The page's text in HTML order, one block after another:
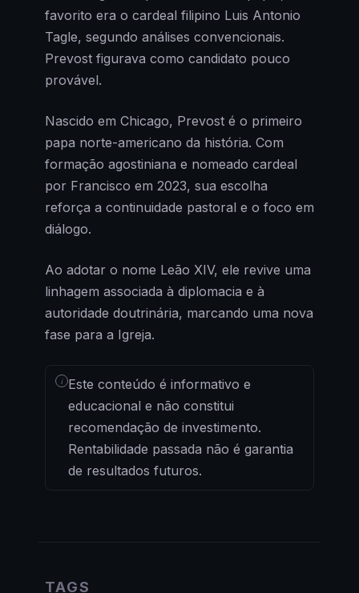
favorito era o cardeal filipino Luis Antonio
Tagle, segundo análises convencionais.
Prevost figurava como candidato pouco
provável.
Nascido em Chicago, Prevost é o primeiro
papa norte-americano da história. Com
formação agostiniana e nomeado cardeal
por Francisco em 2023, sua escolha
reforça a continuidade pastoral e o foco em
diálogo.
Ao adotar o nome Leão XIV, ele revive uma
linhagem associada à diplomacia e à
autoridade doutrinária, marcando uma nova
fase para a Igreja.
i Este conteúdo é informativo e
educacional e não constitui
recomendação de investimento.
Rentabilidade passada não é garantia
de resultados futuros.
TAGS